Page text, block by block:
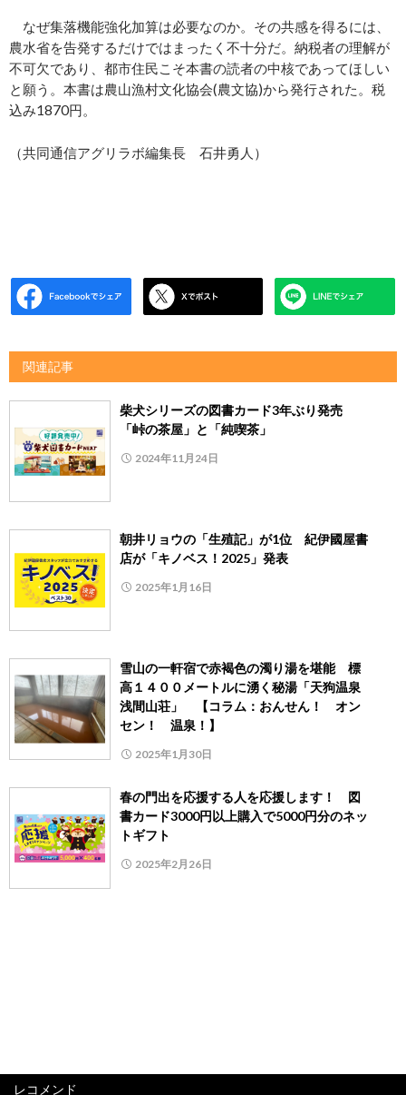
なぜ集落機能強化加算は必要なのか。その共感を得るには、
農水省を告発するだけではまったく不十分だ。納税者の理解が
不可欠であり、都市住民こそ本書の読者の中核であってほしい
と願う。本書は農山漁村文化協会(農文協)から発行された。税
込み1870円。
（共同通信アグリラボ編集長 石井勇人）
関連記事
柴犬シリーズの図書カード3年ぶり発売
「峠の茶屋」と「純喫茶」
2024年11月24日
朝井リョウの「生殖記」が1位 紀伊國屋書
店が「キノベス！2025」発表
2025年1月16日
雪山の一軒宿で赤褐色の濁り湯を堪能 標
高１４００メートルに湧く秘湯「天狗温泉
浅間山荘」 【コラム：おんせん！ オン
セン！ 温泉！】
2025年1月30日
春の門出を応援する人を応援します！ 図
書カード3000円以上購入で5000円分のネッ
トギフト
2025年2月26日
レコメンド